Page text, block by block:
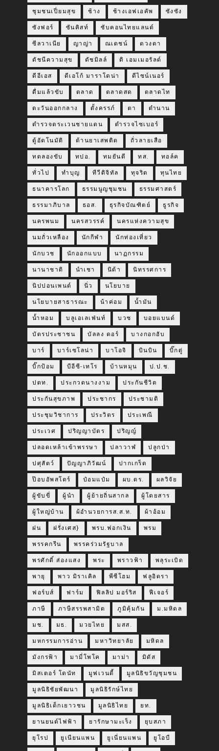
ชุมชนเปี่ยมสุข ช้าง ช้างเอฟเอคัพ ซังซัง
ซังฟอร์ ซันคิสท์ ซับคอนไทยแลนด์
ซีลวาเนีย ญาญ่า ณเดชน์ ดวงตา
ดัชนีความสุข ดัชมิลล์ ดิ เอมเมอรัลด์
ดีอีเอส ดีเอโก้ มาราโดน่า ดีไซน์เนอร์
ดื่มแล้วขับ ตลาด ตลาดสด ตลาดไท
ตะวันออกกลาง ตั้งครรภ์ ตา ตำนาน
ตำรวจตระเวนชายแดน ตำรวจไซเบอร์
ตู้อัตโนมัติ ต้านยาเสพติด ถั่วลายเสือ
ทดลองขับ ทปอ. ทมยันตี ทส. ทอล์ค
ทั่วไป ทำบุญ ทีวีดิจิทัล ทุจริต ทุนไทย
ธนาคารโลก ธรรมนูญชุมชน ธรรมศาสตร์
ธรรมาภิบาล ธอส. ธุรกิจบัณฑิตย์ ธูรกิจ
นครพนม นครสวรรค์ นครแห่งความสุข
นมถั่วเหลือง นักกีฬา นักท่องเที่ยว
นักบวช นักออกแบบ นาฏกรรม
นานาชาติ นำเชา นิด้า นิทรรศการ
นิปปอนเพนต์ นิ่ว นโยบาย
นโยบายสาธารณะ น้าค่อม น้ำมัน
น้ำหอม บลูเอเลเฟ่นท์ บวช บอยแบนด์
บัตรประชาชน บัลลง ดอร์ บางกอกฮับ
บาร์ บาร์เซโลน่า บาโอจิ บินบิน บิ๊กตู่
บิ๊กป้อม บีอีซี-เทโร บ้านหมุน ป.ป.ช.
ปตท. ประกวดนางงาม ประกันชีวิต
ประกันสุขภาพ ประชากร ประชามติ
ประชุมวิชาการ ประวิตร ประเพณี
ประเวศ ปริญญาบัตร ปริญญ์
ปลอดเหล้าเข้าพรรษา ปลาวาฬ ปลูกป่า
ปศุสัตว์ ปัญญาภิวัฒน์ ปากเกร็ด
ป๊อบอัพสโตร์ ป๋อมแป๋ม ผบ.ตร. ผลวิจัย
ผู้ขับขี่ ผู้นำ ผู้ย้ายถิ่นสากล ผู้โดยสาร
ผู้ใหญ่บ้าน ผ้อำนวยการส.ส.ท. ผ้าอ้อม
ฝน ฝรั่งเศส} พรบ.ฟอกเงิน พรม
พรรคกรีน พรรคร่วมรัฐบาล
พรศักดิ์ ส่องแสง พระ พราวฟ้า พลุระเบิด
พายุ พาว มิราเคิล พีซีโฮม ฟลูอิดรา
ฟอร์บส์ ฟาร์ม ฟิลลิป มอร์ริส ฟีเจอร์
ภาษี ภาษีสรรพสามิต ภูมิคุ้มกัน ม.มหิดล
มช. มธ. มวยไทย มสส.
มหกรรมการอ่าน มหาวิทยาลัย มหิดล
มังกรฟ้า มามี่โพโค มาม่า มิดัส
มิสเตอร์ โดนัท มูฟเวนดี้ มูลนิธิขวัญชุมชน
มูลนิธิชัยพัฒนา มูลนิธิรักษ์ไทย
มูลนิธิเด็กเยาวชน มูลนิธิไทย ยท.
ยานยนต์ไฟฟ้า ยารักษามะเร็ง ยุบสภา
ยุโรป ยูเนียนแพน ยูเนี่ยนแพน ยูโอบี